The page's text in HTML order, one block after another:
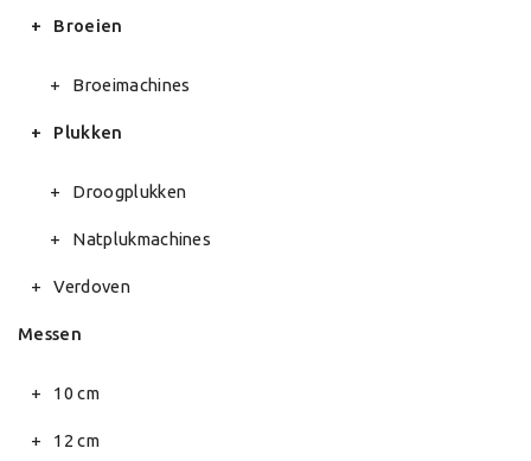
Broeien
Broeimachines
Plukken
Droogplukken
Natplukmachines
Verdoven
Messen
10 cm
12 cm